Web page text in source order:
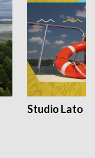
Studio Lato